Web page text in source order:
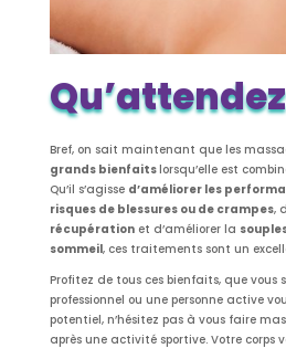
Bref, on sait maintenant que les
grands bienfaitslorsqu’elle est
Qu’il s’agisse d’améliorer les
risques de blessures ou de crampes,
récupérationet d’améliorer la
sommeil, ces traitements sont un
Profitez de tous ces bienfaits, que vous
professionnel ou une personne active
potentiel, n’hésitez pas à vous faire
après une activité sportive. Votre corps